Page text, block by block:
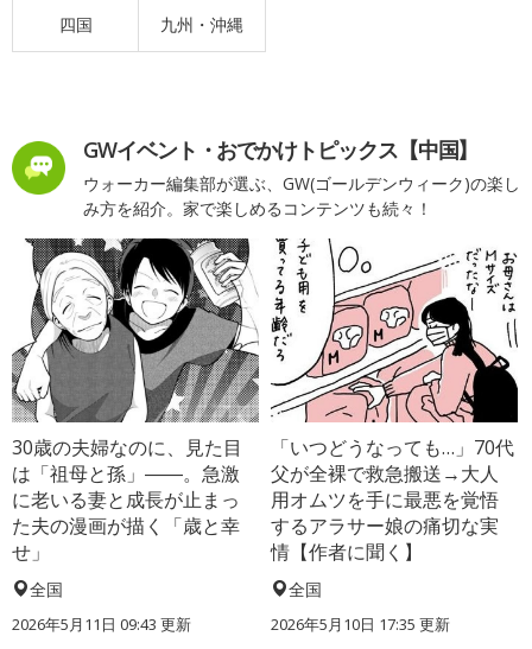
四国 九州・沖縄
GWイベント・おでかけトピックス【中国】
ウォーカー編集部が選ぶ、GW(ゴールデンウィーク)の楽し
み方を紹介。家で楽しめるコンテンツも続々！
30歳の夫婦なのに、見た目
は「祖母と孫」――。急激
に老いる妻と成長が止まっ
た夫の漫画が描く「歳と幸
せ」
全国
2026年5月11日 09:43 更新
「いつどうなっても…」70代
父が全裸で救急搬送→大人
用オムツを手に最悪を覚悟
するアラサー娘の痛切な実
情【作者に聞く】
全国
2026年5月10日 17:35 更新